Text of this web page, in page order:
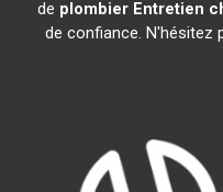
de plombier Entretien
de confiance. N'hésitez